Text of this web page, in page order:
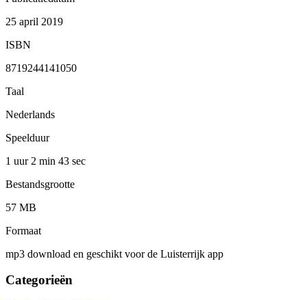
25 april 2019
ISBN
8719244141050
Taal
Nederlands
Speelduur
1 uur 2 min 43 sec
Bestandsgrootte
57 MB
Formaat
mp3 download en geschikt voor de Luisterrijk app
Categorieën